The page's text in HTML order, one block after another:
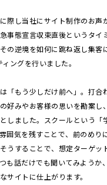
際し当社にサイト制作のお声
事態宣言収束直後というタイ
の逆境を如何に跳ね返し集客
ングを行いました。
「もう少しだけ前へ」。打合
好みやお客様の思いを勘案し
しました。スクールという「
囲気を残すことで、前のめり
うすることで、想定ターゲッ
も話だけでも聞いてみようか
サイトに仕上がります。